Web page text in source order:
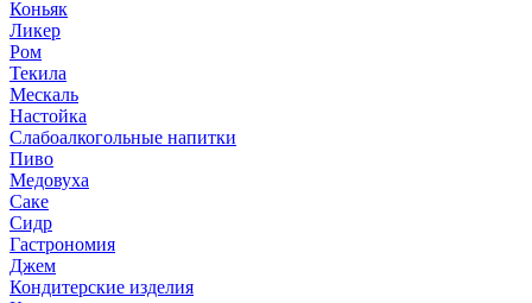
Коньяк
Ликер
Ром
Текила
Мескаль
Настойка
Слабоалкогольные напитки
Пиво
Медовуха
Саке
Сидр
Гастрономия
Джем
Кондитерские изделия